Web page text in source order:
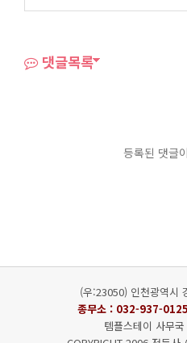
댓글목록
등록된 댓글
(우:23050) 인천광역시
종무소 : 032-937-0125
템플스테이 사무